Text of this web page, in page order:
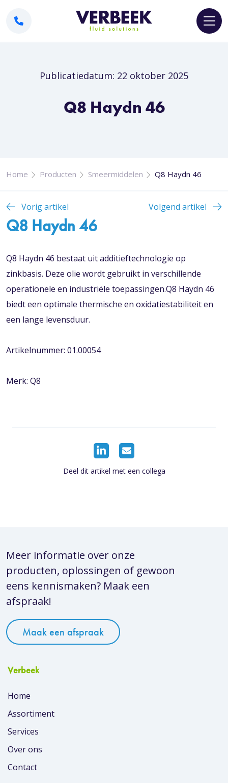
Publicatiedatum: 22 oktober 2025
Q8 Haydn 46
Home Producten Smeermiddelen Q8 Haydn 46
Vorig artikel Volgend artikel
Q8 Haydn 46
Q8 Haydn 46 bestaat uit additieftechnologie op
zinkbasis. Deze olie wordt gebruikt in verschillende
operationele en industriële toepassingen.Q8 Haydn 46
biedt een optimale thermische en oxidatiestabiliteit en
een lange levensduur.
Artikelnummer: 01.00054
Merk: Q8
Deel dit artikel met een collega
Meer informatie over onze
producten, oplossingen of gewoon
eens kennismaken? Maak een
afspraak!
Maak een afspraak
Verbeek
Home
Assortiment
Services
Over ons
Contact